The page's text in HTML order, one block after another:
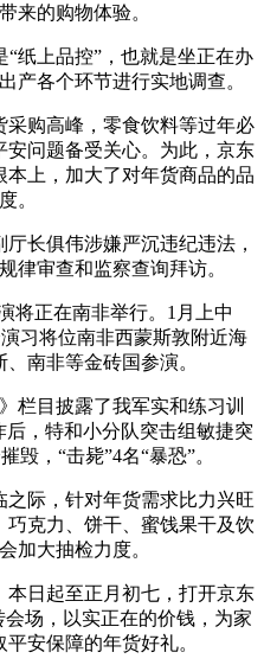
来的购物体验。
上品控”，也就是坐正在办
产各个环节进行实地调查。
购高峰，零食饮料等过年必
问题备受关心。为此，京东
上，加大了对年货商品的品
。
长俱伟涉嫌严沉违纪违法，
律审查和监察查询拜访。
正在南非举行。1月上中
习将位南非西蒙斯敦附近海
南非等金砖国参演。
目披露了我军实和练习训
，特和小分队突击组敏捷突
毁，“击毙”4名“暴恐”。
际，针对年货需求比力兴旺
克力、饼干、蜜饯果干及饮
加大抽检力度。
日起至正月初七，打开京东
会场，以实正在的价钱，为家
安保障的年货好礼。